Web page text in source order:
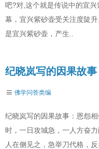
吧?对,这个就是传说中的宜
幕，宜兴紫砂壶受关注度陡
是宜兴紫砂壶，产生..
纪晓岚写的因果故
佛学问答类编
纪晓岚写的因果故事：恩怨
时，一日攻城急，一人方奋
人在侧见之，急举刀代格，